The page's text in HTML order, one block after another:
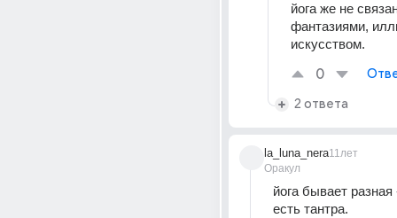
йога же не
фантазиями,
искусством.
0
2 ответа
la_luna_nera
Оракул
11лет
йога бывает разная
есть тантра.